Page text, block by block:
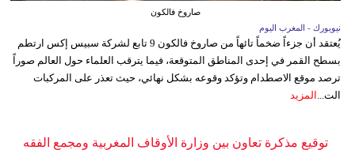
صاروخ فالكون
نيويورك - المغرب اليوم
يُعتقد أن جزءاً ضخماً تائهاً من صاروخ فالكون 9 تابع لشركة سبيس إكس ارتطم
بسطح القمر في إحدى المناطق المتوقعة، فيما يترقب العلماء حول العالم صوراً
ترصد موقع الاصطدام وتؤكد وقوعه بشكل نهائي، حيث تعذر على المركبات
الت...
المزيد
توقيع مذكرة تعاون بين وزارة الأوقاف المغربية ومجمع الفقه